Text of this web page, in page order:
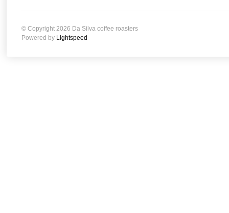
© Copyright 2026 Da Silva coffee roasters
Powered by Lightspeed